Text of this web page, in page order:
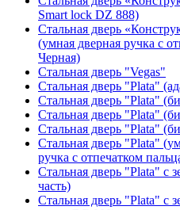
Smart lock DZ 888)
Стальная дверь
(умная дверная ручка с
Черная)
Стальная дверь "Vegas"
Стальная дверь "Plata"
Стальная дверь "Plata"
Стальная дверь "Plata"
Стальная дверь "Plata"
Стальная дверь "Plata"
ручка с отпечатком
Стальная дверь "Plata" с
часть)
Стальная дверь "Plata" с